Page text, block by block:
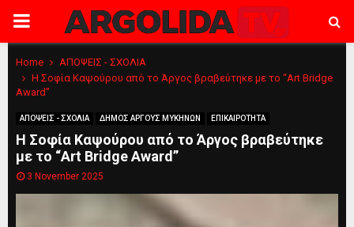
PRIMARY
MENU
Home
ΑΠΟΨΕΙΣ - ΣΧΟΛΙΑ
Η Σοφία Καψούρου από το Άργος βραβεύτηκε με το “Art Bridge
Award”
ΑΠΟΨΕΙΣ - ΣΧΟΛΙΑ ΔΗΜΟΣ ΑΡΓΟΥΣ ΜΥΚΗΝΩΝ ΕΠΙΚΑΙΡΟΤΗΤΑ
Η Σοφία Καψούρου από το Άργος βραβεύτηκε
με το “Art Bridge Award”
3 November 2025